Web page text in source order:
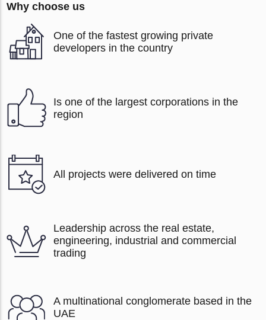
Why choose us
One of the fastest growing private
developers in the country
Is one of the largest corporations in the
region
All projects were delivered on time
Leadership across the real estate,
engineering, industrial and commercial
trading
A multinational conglomerate based in the
UAE